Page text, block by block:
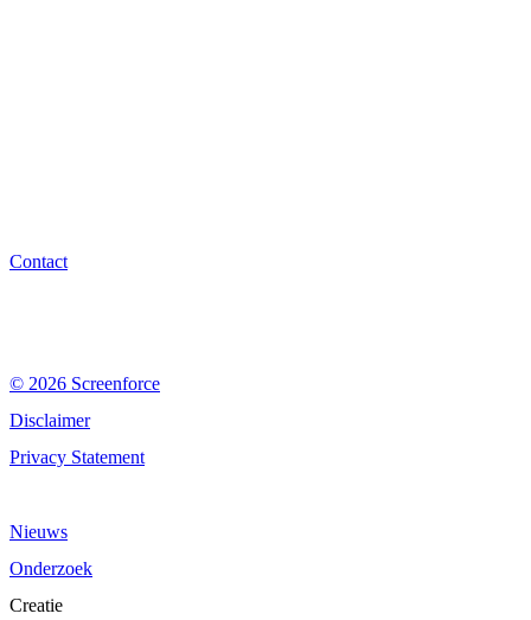
Contact
© 2026 Screenforce
Disclaimer
Privacy Statement
Nieuws
Onderzoek
Creatie